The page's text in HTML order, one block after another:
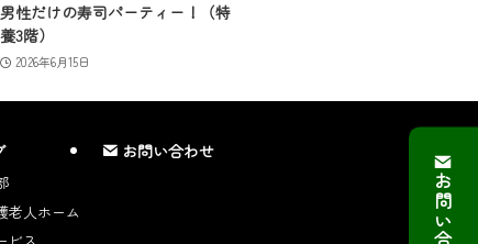
男性だけの寿司パーティー！（特
養3階）
2026年6月15日
老人ホーム
お問い合わせ